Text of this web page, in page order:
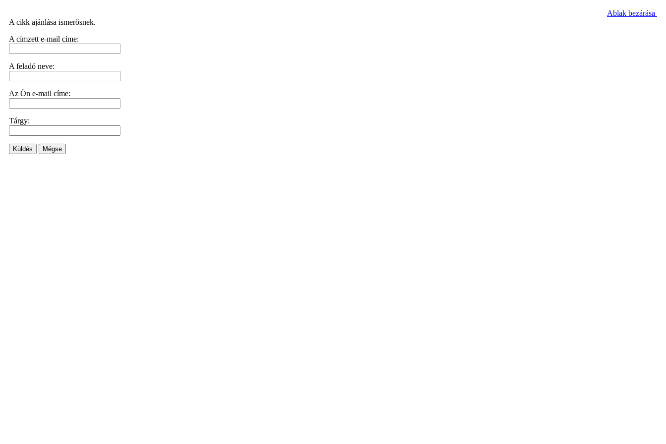
Ablak bezárása
A cikk ajánlása ismerősnek.
A címzett e-mail címe:
A feladó neve:
Az Ön e-mail címe:
Tárgy:
Küldés Mégse